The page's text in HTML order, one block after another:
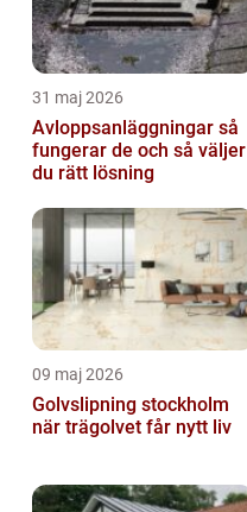
31 maj 2026
Avloppsanläggningar så
fungerar de och så väljer
du rätt lösning
09 maj 2026
Golvslipning stockholm
när trägolvet får nytt liv